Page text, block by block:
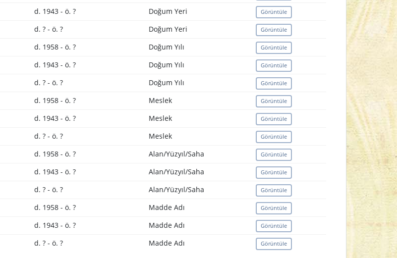
d. 1943 - ö. ? Doğum Yeri Görüntüle
d. ? - ö. ? Doğum Yeri Görüntüle
d. 1958 - ö. ? Doğum Yılı Görüntüle
d. 1943 - ö. ? Doğum Yılı Görüntüle
d. ? - ö. ? Doğum Yılı Görüntüle
d. 1958 - ö. ? Meslek Görüntüle
d. 1943 - ö. ? Meslek Görüntüle
d. ? - ö. ? Meslek Görüntüle
d. 1958 - ö. ? Alan/Yüzyıl/Saha Görüntüle
d. 1943 - ö. ? Alan/Yüzyıl/Saha Görüntüle
d. ? - ö. ? Alan/Yüzyıl/Saha Görüntüle
d. 1958 - ö. ? Madde Adı Görüntüle
d. 1943 - ö. ? Madde Adı Görüntüle
d. ? - ö. ? Madde Adı Görüntüle